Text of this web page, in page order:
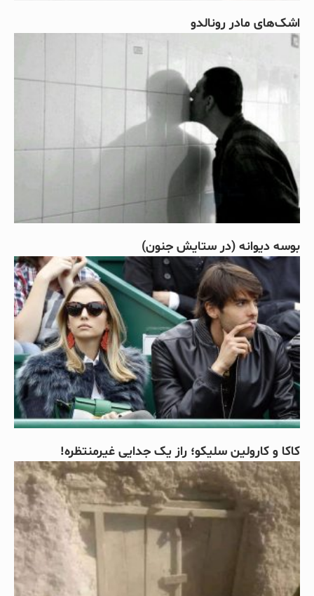
اشک‌های مادر رونالدو
بوسه دیوانه (در ستایش جنون)
کاکا و کارولین سلیکو؛ راز یک جدایی غیرمنتظره!